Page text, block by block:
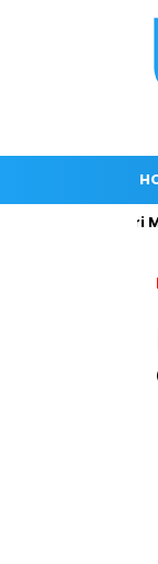
Jalan Istri